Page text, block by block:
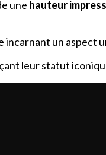
une hauteur
un aspect
leur statut